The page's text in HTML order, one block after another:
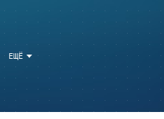
ЕЩЁ